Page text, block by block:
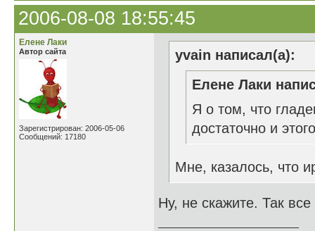
2006-08-08 18:55:45
Елене Лаки
Автор сайта
Зарегистрирован: 2006-05-06
Сообщений: 17180
yvain написал(а):
Елене Лаки
Я о том, что
достаточно и
Мне, казалось, что
Ну, не скажите. Так